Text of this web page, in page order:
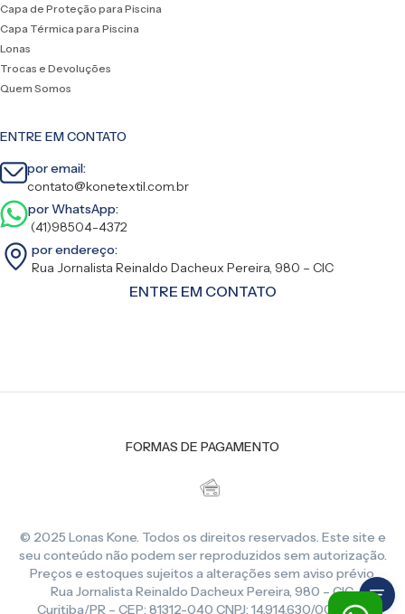
Capa de Proteção para Piscina
Capa Térmica para Piscina
Lonas
Trocas e Devoluções
Quem Somos
ENTRE EM CONTATO
por email:
contato@konetextil.com.br
por WhatsApp:
(41)98504-4372
por endereço:
Rua Jornalista Reinaldo Dacheux Pereira, 980 – CIC
ENTRE EM CONTATO
FORMAS DE PAGAMENTO
© 2025 Lonas Kone. Todos os direitos reservados. Este site e
seu conteúdo não podem ser reproduzidos sem autorização.
Preços e estoques sujeitos a alterações sem aviso prévio.
Rua Jornalista Reinaldo Dacheux Pereira, 980 – CIC,
Curitiba/PR – CEP: 81312-040 CNPJ: 14.914.630/0001-86